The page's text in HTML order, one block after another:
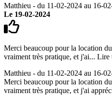
Matthieu - du 11-02-2024 au 16-
Le 19-02-2024
Merci beaucoup pour la location
vraiment très pratique, et j'ai... Lire
Matthieu - du 11-02-2024 au 16-
Merci beaucoup pour la location
vraiment très pratique, et j'ai